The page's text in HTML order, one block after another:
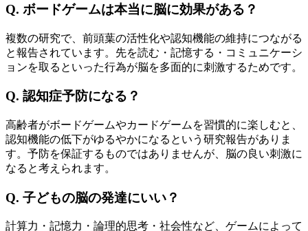
Q. ボードゲームは本当に脳に効果がある？
複数の研究で、前頭葉の活性化や認知機能の維持につながる
と報告されています。先を読む・記憶する・コミュニケーシ
ョンを取るといった行為が脳を多面的に刺激するためです。
Q. 認知症予防になる？
高齢者がボードゲームやカードゲームを習慣的に楽しむと、
認知機能の低下がゆるやかになるという研究報告がありま
す。予防を保証するものではありませんが、脳の良い刺激に
なると考えられます。
Q. 子どもの脳の発達にいい？
計算力・記憶力・論理的思考・社会性など、ゲームによって